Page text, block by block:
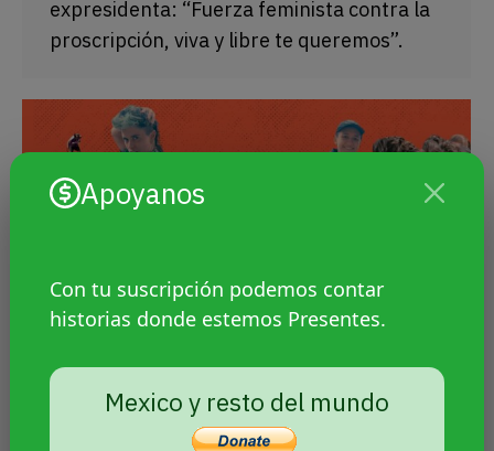
Apoyanos
Con tu suscripción podemos contar
historias donde estemos Presentes.
Mexico y resto del mundo
expresidenta: “Fuerza feminista contra la
proscripción, viva y libre te queremos”.
Fútbol, orgullo y lenchitudes: “Las
canchas también son nuestras”